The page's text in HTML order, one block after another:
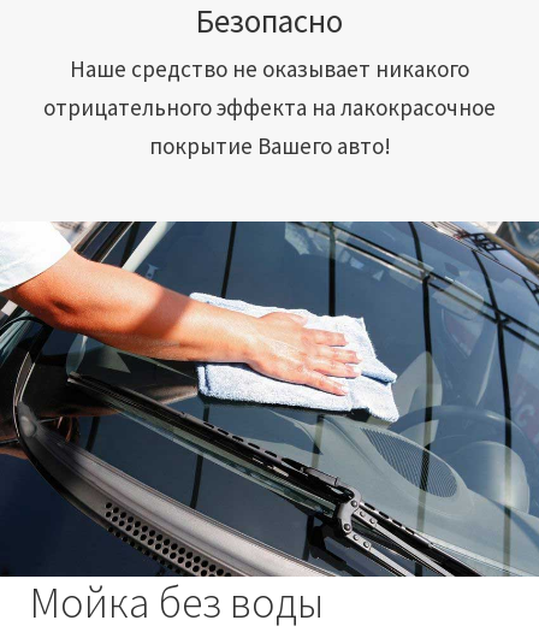
Безопасно
Наше средство не оказывает никакого
отрицательного эффекта на лакокрасочное
покрытие Вашего авто!
Мойка без воды